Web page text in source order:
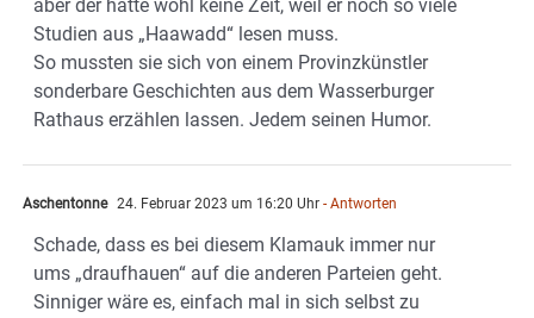
aber der hatte wohl keine Zeit, weil er noch so viele
Studien aus „Haawadd“ lesen muss.
So mussten sie sich von einem Provinzkünstler
sonderbare Geschichten aus dem Wasserburger
Rathaus erzählen lassen. Jedem seinen Humor.
Aschentonne 24. Februar 2023 um 16:20 Uhr - Antworten
Schade, dass es bei diesem Klamauk immer nur
ums „draufhauen“ auf die anderen Parteien geht.
Sinniger wäre es, einfach mal in sich selbst zu